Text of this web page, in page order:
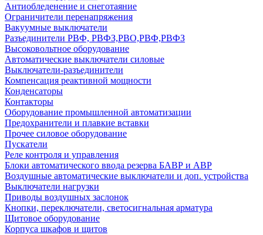
Антиобледенение и снеготаяние
Ограничители перенапряжения
Вакуумные выключатели
Разъединители РВФ, РВФЗ,РВО,РВФ,РВФЗ
Высоковольтное оборудование
Автоматические выключатели cиловые
Выключатели-разъединители
Компенсация реактивной мощности
Конденсаторы
Контакторы
Оборудование промышленной автоматизации
Предохранители и плавкие вставки
Прочее силовое оборудование
Пускатели
Реле контроля и управления
Блоки автоматического ввода резерва БАВР и АВР
Воздушные автоматические выключатели и доп. устройства
Выключатели нагрузки
Приводы воздушных заслонок
Кнопки, переключатели, светосигнальная арматура
Щитовое оборудование
Корпуса шкафов и щитов